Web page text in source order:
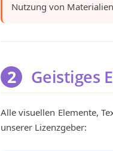
Nutzung von
2 Geistiges
Alle visuellen Elemente,
unserer Lizenzgeber: